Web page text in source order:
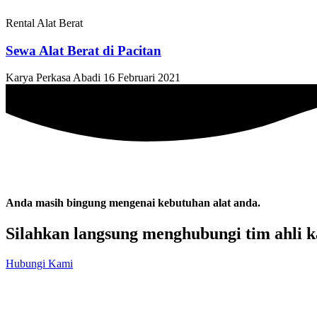
Rental Alat Berat
Sewa Alat Berat di Pacitan
Karya Perkasa Abadi 16 Februari 2021
Anda masih bingung mengenai kebutuhan alat anda.
Silahkan langsung menghubungi tim ahli
Hubungi Kami